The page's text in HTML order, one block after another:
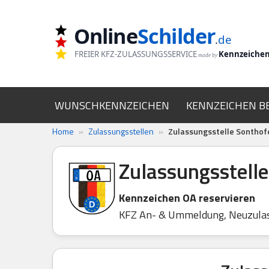
OnlineSchilder.de
FREIER KFZ-ZULASSUNGSSERVICE made by Kennzeichen
WUNSCHKENNZEICHEN KENNZEICHEN
Home » Zulassungsstellen » Zulassungsstelle
Kennzeichen OA reservieren
KFZ An- & Ummeldung,